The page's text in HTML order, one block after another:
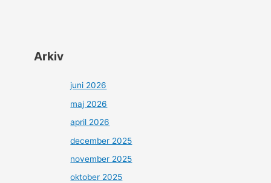
Arkiv
juni 2026
maj 2026
april 2026
december 2025
november 2025
oktober 2025